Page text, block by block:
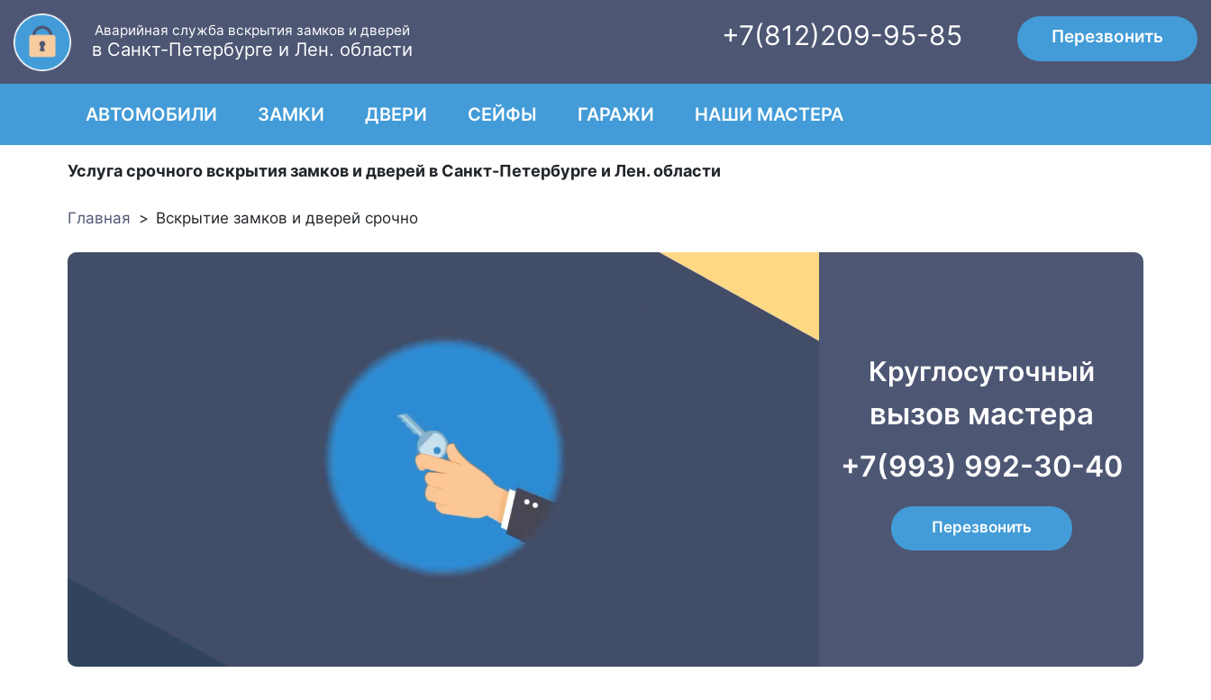
Аварийная служба вскрытия замков и дверей
в Санкт-Петербурге и Лен. области +7(812)209-95-85 Перезвонить
АВТОМОБИЛИ ЗАМКИ ДВЕРИ СЕЙФЫ ГАРАЖИ НАШИ МАСТЕРА
Услуга срочного вскрытия замков и дверей в Санкт-Петербурге и Лен. области
Главная Вскрытие замков и дверей срочно
Круглосуточный
вызов мастера
+7(993) 992-30-40
Перезвонить